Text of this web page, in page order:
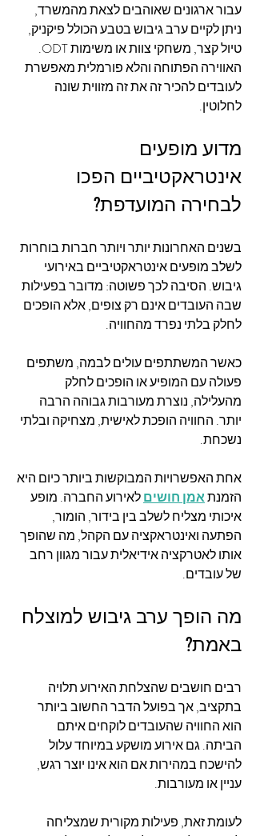
עבור ארגונים שאוהבים לצאת מהמשרד,
ניתן לקיים ערב גיבוש בטבע הכולל פיקניק,
טיול קצר, משחקי צוות או משימות ODT.
האווירה הפתוחה והלא פורמלית מאפשרת
לעובדים להכיר זה את זה מזווית שונה
לחלוטין.
מדוע מופעים
אינטראקטיביים הפכו
לבחירה המועדפת?
בשנים האחרונות יותר ויותר חברות בוחרות
לשלב מופעים אינטראקטיביים באירועי
גיבוש. הסיבה לכך פשוטה: מדובר בפעילות
שבה העובדים אינם רק צופים, אלא הופכים
לחלק בלתי נפרד מהחוויה.
כאשר המשתתפים עולים לבמה, משתפים
פעולה עם המופיע או הופכים לחלק
מהעלילה, נוצרת מעורבות גבוהה הרבה
יותר. החוויה הופכת לאישית, מצחיקה ובלתי
נשכחת.
אחת האפשרויות המבוקשות ביותר כיום היא
הזמנת אמן חושים לאירוע החברה. מופע
איכותי מצליח לשלב בין בידור, הומור,
הפתעה ואינטראקציה עם הקהל, מה שהופך
אותו לאטרקציה אידיאלית עבור מגוון רחב
של עובדים.
מה הופך ערב גיבוש למוצלח
באמת?
רבים חושבים שהצלחת האירוע תלויה
בתקציב, אך בפועל הדבר החשוב ביותר
הוא החוויה שהעובדים לוקחים איתם
הביתה. גם אירוע מושקע במיוחד עלול
להישכח במהירות אם הוא אינו יוצר רגש,
עניין או מעורבות.
לעומת זאת, פעילות מקורית שמצליחה